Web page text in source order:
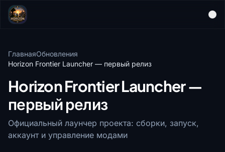
ГлавнаяОбновления
Horizon Frontier Launcher — первый релиз
Horizon Frontier Launcher —
первый релиз
Официальный лаунчер проекта: сборки, запуск,
аккаунт и управление модами